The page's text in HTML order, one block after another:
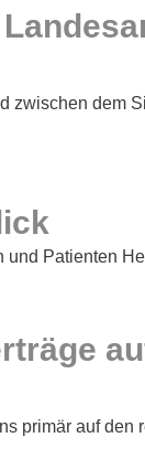
zwischen dem
Patienten
primär auf den